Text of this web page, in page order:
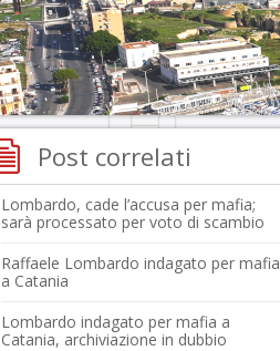
Post correlati
Lombardo, cade l’accusa per mafia;
sarà processato per voto di scambio
Raffaele Lombardo indagato per mafia
a Catania
Lombardo indagato per mafia a
Catania, archiviazione in dubbio